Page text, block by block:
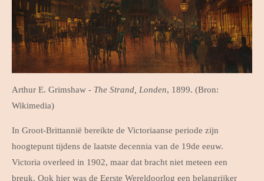
Arthur E. Grimshaw - The Strand, Londen, 1899. (Bron:
Wikimedia)
In Groot-Brittannië bereikte de Victoriaanse periode zijn
hoogtepunt tijdens de laatste decennia van de 19de eeuw.
Victoria overleed in 1902, maar dat bracht niet meteen een
breuk. Ook hier was de Eerste Wereldoorlog een belangrijker